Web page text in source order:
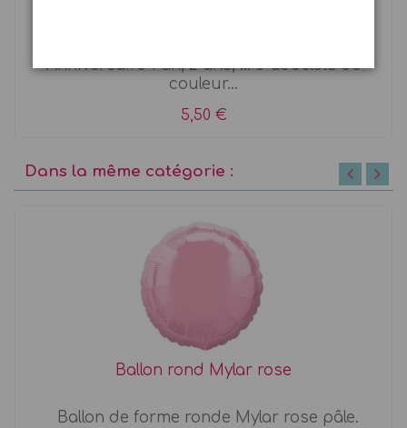
Anniversaire 1 an, 2 ans, ... 8 Gobelets de
couleur...
5,50 €
Dans la même catégorie :
Ballon rond Mylar rose
Ballon de forme ronde Mylar rose pâle.